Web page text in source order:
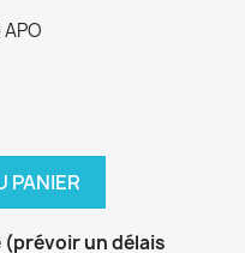
PANIER
un délais